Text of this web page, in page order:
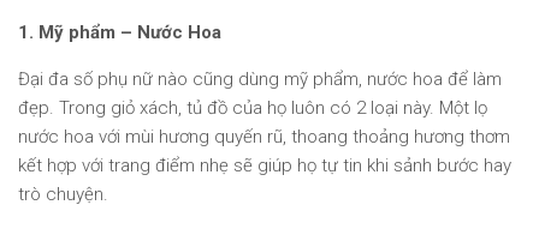
1. Mỹ phẩm – Nước Hoa
Đại đa số phụ nữ nào cũng dùng mỹ phẩm, nước hoa để làm
đẹp. Trong giỏ xách, tủ đồ của họ luôn có 2 loại này. Một lọ
nước hoa với mùi hương quyến rũ, thoang thoảng hương thơm
kết hợp với trang điểm nhẹ sẽ giúp họ tự tin khi sảnh bước hay
trò chuyện.